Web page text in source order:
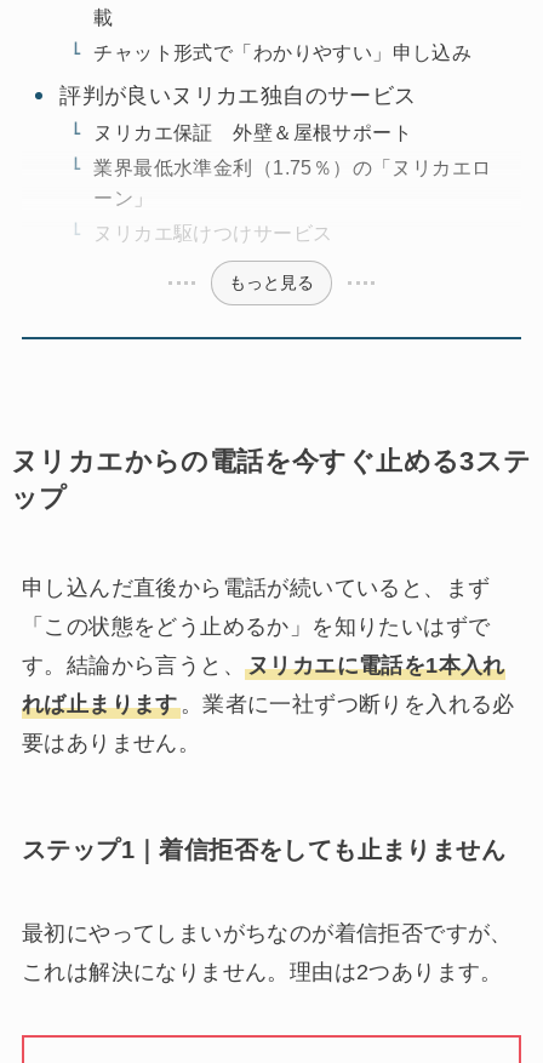
載
チャット形式で「わかりやすい」申し込み
評判が良いヌリカエ独自のサービス
ヌリカエ保証 外壁＆屋根サポート
業界最低水準金利（1.75％）の「ヌリカエロ
ーン」
ヌリカエ駆けつけサービス
もっと見る
ヌリカエからの電話を今すぐ止める3ステ
ップ
申し込んだ直後から電話が続いていると、まず
「この状態をどう止めるか」を知りたいはずで
す。結論から言うと、 ヌリカエに電話を1本入れ
れば止まります。業者に一社ずつ断りを入れる必
要はありません。
ステップ1｜着信拒否をしても止まりません
最初にやってしまいがちなのが着信拒否ですが、
これは解決になりません。理由は2つあります。